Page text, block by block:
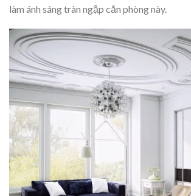
làm ánh sáng tràn ngập căn phòng này.